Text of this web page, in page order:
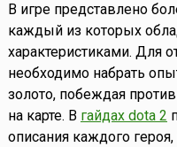
В игре представлено
каждый из которых
характеристиками. Для
необходимо набрать
золото, побеждая
на карте. В гайдах dota 2
описания каждого героя,